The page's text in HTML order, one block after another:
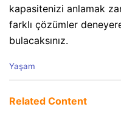
kapasitenizi anlamak
farklı çözümler
bulacaksınız.
C
e
Yaşam
Related Content